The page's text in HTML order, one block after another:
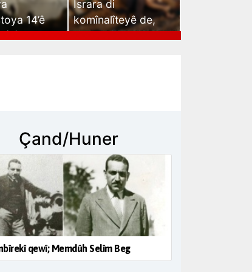
14’ê
Israra di
komînalîteyê de,
Çand/Huner
qewî; Memdûh Selîm Beg